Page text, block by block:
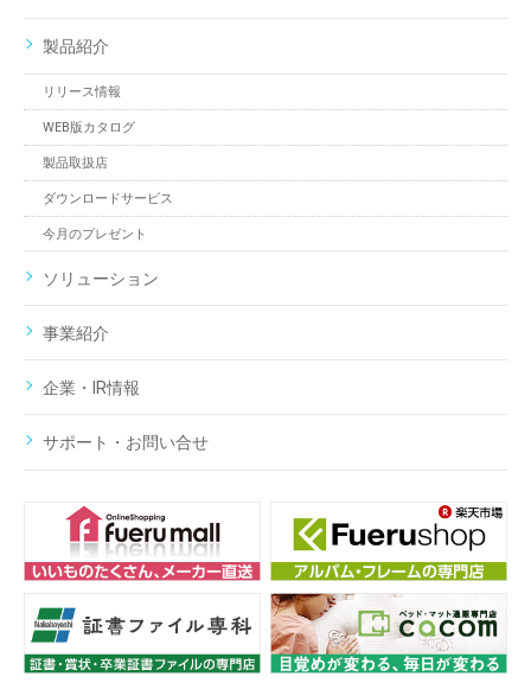
製品紹介
リリース情報
WEB版カタログ
製品取扱店
ダウンロードサービス
今月のプレゼント
ソリューション
事業紹介
企業・IR情報
サポート・お問い合せ